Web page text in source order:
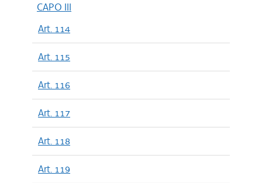
CAPO III
Art. 114
Art. 115
Art. 116
Art. 117
Art. 118
Art. 119